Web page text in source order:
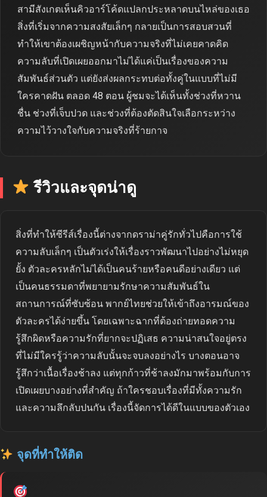
สามีสังเกตเห็นคิวอาร์โค้ดแปลกประหลาดบนไหล่ของเธอ
สิ่งที่เริ่มจากความสงสัยเล็กๆ กลายเป็นการสอบสวนที่
ทำให้เขาต้องเผชิญหน้ากับความจริงที่ไม่เคยคาดคิด
ความลับที่เปิดเผยออกมาไม่ได้แค่เป็นเรื่องของความ
สัมพันธ์ส่วนตัว แต่ยังส่งผลกระทบต่อทั้งคู่ในแบบที่ไม่มี
ใครคาดฝัน ตลอด 48 ตอน ผู้ชมจะได้เห็นทั้งช่วงที่หวาน
ชื่น ช่วงที่เจ็บปวด และช่วงที่ต้องตัดสินใจเลือกระหว่าง
ความไว้วางใจกับความจริงที่ร้ายกาจ
รีวิวและจุดน่าดู
สิ่งที่ทำให้ซีรีส์เรื่องนี้ต่างจากดราม่าคู่รักทั่วไปคือการใช้
ความลับเล็กๆ เป็นตัวเร่งให้เรื่องราวพัฒนาไปอย่างไม่หยุด
ยั้ง ตัวละครหลักไม่ได้เป็นคนร้ายหรือคนดีอย่างเดียว แต่
เป็นคนธรรมดาที่พยายามรักษาความสัมพันธ์ใน
สถานการณ์ที่ซับซ้อน พากย์ไทยช่วยให้เข้าถึงอารมณ์ของ
ตัวละครได้ง่ายขึ้น โดยเฉพาะฉากที่ต้องถ่ายทอดความ
รู้สึกผิดหรือความรักที่ยากจะปฏิเสธ ความน่าสนใจอยู่ตรง
ที่ไม่มีใครรู้ว่าความลับนั้นจะจบลงอย่างไร บางตอนอาจ
รู้สึกว่าเนื้อเรื่องช้าลง แต่ทุกก้าวที่ช้าลงมักมาพร้อมกับการ
เปิดเผยบางอย่างที่สำคัญ ถ้าใครชอบเรื่องที่มีทั้งความรัก
และความลึกลับปนกัน เรื่องนี้จัดการได้ดีในแบบของตัวเอง
จุดที่ทำให้ติด